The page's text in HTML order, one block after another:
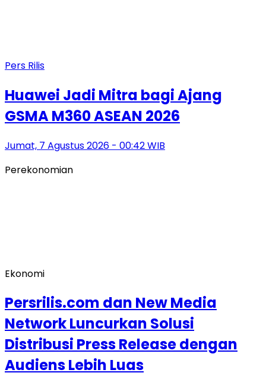
Pers Rilis
Huawei Jadi Mitra bagi Ajang
GSMA M360 ASEAN 2026
Jumat, 7 Agustus 2026 - 00:42 WIB
Perekonomian
Ekonomi
Persrilis.com dan New Media
Network Luncurkan Solusi
Distribusi Press Release dengan
Audiens Lebih Luas